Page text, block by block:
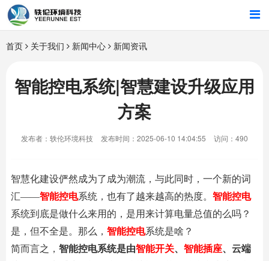
首页
行业解决方案
招商合作
关于我们
首页 关于我们 新闻中心 新闻资讯
智能控电系统|智慧建设升级应用
方案
发布者：轶伦环境科技 发布时间：2025-06-10 14:04:55 访问：490
智慧化建设俨然成为了成为潮流，与此同时，一个新的词
汇——智能控电系统，也有了越来越高的热度。 智能控电
系统到底是做什么来用的，是用来计算电量总值的么吗？
是，但不全是。那么， 智能控电系统是啥？
简而言之， 智能控电系统是由智能开关、 智能插座、云端